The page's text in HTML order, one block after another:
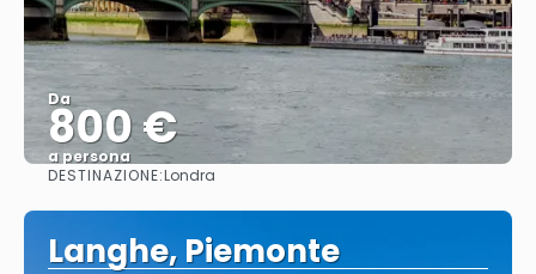
Da
800 €
a persona
DESTINAZIONE:Londra
Langhe, Piemonte